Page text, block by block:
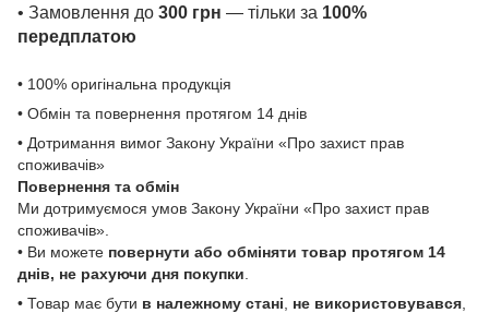
• Замовлення до 300 грн — тільки за 100%
передплатою
• 100% оригінальна продукція
• Обмін та повернення протягом 14 днів
• Дотримання вимог Закону України «Про захист прав
споживачів»
Повернення та обмін
Ми дотримуємося умов Закону України «Про захист прав
споживачів».
• Ви можете повернути або обміняти товар протягом 14
днів, не рахуючи дня покупки
• Товар має бути в належному стані не використовувався